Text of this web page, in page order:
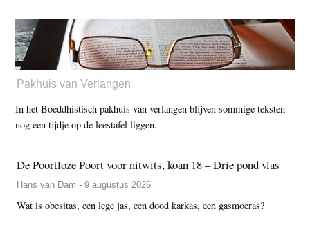
Pakhuis van Verlangen
In het Boeddhistisch pakhuis van verlangen blijven sommige teksten
nog een tijdje op de leestafel liggen.
De Poortloze Poort voor nitwits, koan 18 – Drie pond vlas
Hans van Dam - 9 augustus 2026
Wat is obesitas, een lege jas, een dood karkas, een gasmoeras?